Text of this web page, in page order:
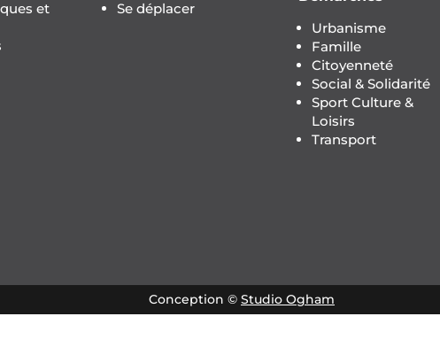
et
Se déplacer
Urbanisme
Famille
Citoyenneté
Social & Solidarité
Sport Culture &
Loisirs
Transport
Conception © Studio Ogham